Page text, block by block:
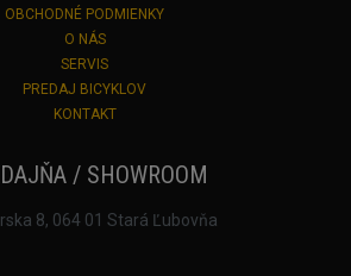
OBCHODNÉ PODMIENKY
O NÁS
SERVIS
PREDAJ BICYKLOV
KONTAKT
/ SHOWROOM
8, 064 01 Stará Ľubovňa